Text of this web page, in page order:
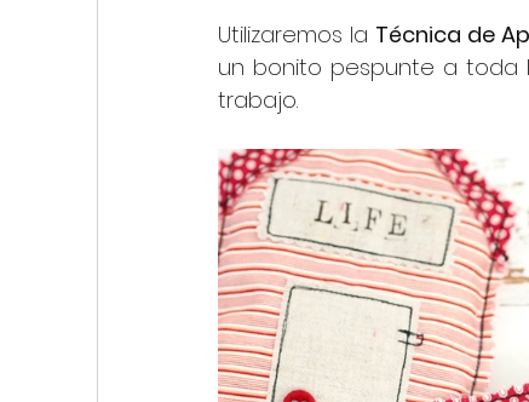
Utilizaremos la Técnica de
un bonito pespunte a toda
trabajo.